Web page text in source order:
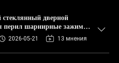
дверной
перил шарнирные зажимы
2026-05-21 13 мнения